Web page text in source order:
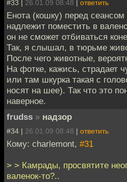
#33 | 26.01.09 08:48 | ответить
Енота (кошку) перед сеансом
надлежит поместить в
он не сможет отбиваться
Так, я слышал, в тюрьме
После чего животные,
На фотке, кажись, страдает
или там шкурка такая с
носят на шее). Так что это
наверное.
frudss » надзор
#34 | 26.01.09 08:48 | ответить
Кому: charlemont, #31
> > Камрады, просвятите
валенок-то?..